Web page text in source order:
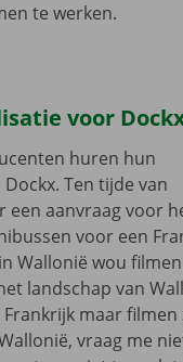
te werken.
voor
huren hun
Ten tijde van
een aanvraag voor
voor een
Wallonië wou
landschap van
maar filmen
vraag me